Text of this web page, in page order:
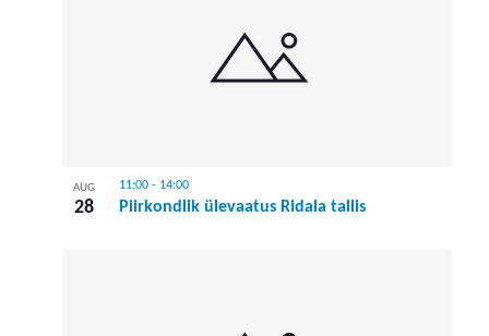
AUG
28 Piirkondlik ülevaatus Ridala tallis
11:00- 14:00